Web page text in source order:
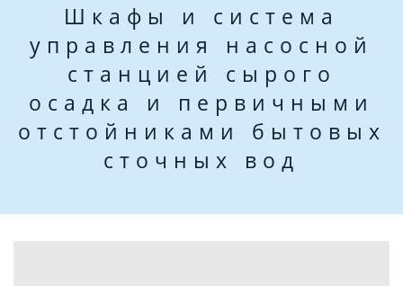
Шкафы и система
управления насосной
станцией сырого
осадка и первичными
отстойниками бытовых
сточных вод